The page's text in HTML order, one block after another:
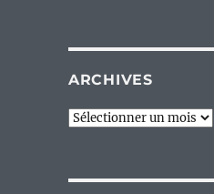
ARCHIVES
Archives